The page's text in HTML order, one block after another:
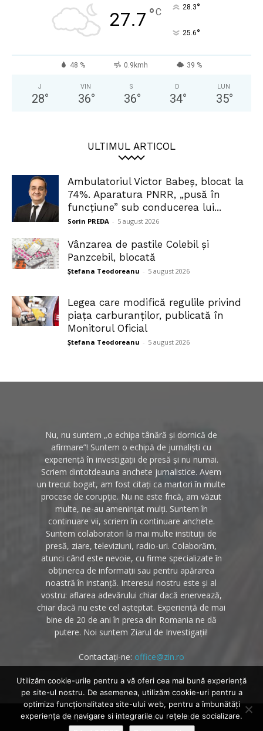
27.7 °C 28.3°
25.6°
48 % 0.9kmh 39 %
J
28°
VIN
36°
S
36°
D
34°
LUN
35°
ULTIMUL ARTICOL
Ambulatoriul Victor Babeș, blocat la
74%. Aparatura PNRR, „pusă în
funcțiune” sub conducerea lui...
Sorin PREDA - 5 august 2026
Vânzarea de pastile Colebil și
Panzcebil, blocată
Ștefana Teodoreanu - 5 august 2026
Legea care modifică regulile privind
piața carburanților, publicată în
Monitorul Oficial
Ștefana Teodoreanu - 5 august 2026
Nu, nu suntem „o echipa tânără și dornică de
afirmare”! Suntem o echipă de jurnaliști cu
experiență în investigații de presă și nu numai.
Scriem dintotdeauna anchete jurnalistice. Avem
un trecut bogat, am fost citați ca martori în multe
procese de corupție. Nu ne este frică, am văzut
multe, ne-au amenințat mulți. Suntem în
continuare vii, scriem în continuare anchete.
Suntem colaboratori la mai multe instituții de
presă, ziare, televiziuni, radio-uri. Colaborăm,
atunci când este nevoie, cu firme specializate în
obținerea de informații sau pentru apărarea
noastră în instanță. Interesul nostru este și al
vostru: aflarea adevărului chiar dacă enervează,
chiar dacă nu este cel așteptat. Experiență de mai
bine de 20 de ani în presa din Romania ne dă
putere. Noi suntem Ziarul de Investigații!
Contactați-ne: office@zin.ro
Despre noi Politica cookies Contact
Utilizăm cookie-urile pentru a vă oferi cea mai bună experiență
pe site-ul nostru. De asemenea, utilizăm cookie-uri pentru a
optimiza funcţionalitatea site-ului web, pentru a îmbunătăţi
experienţa de navigare si integrarile cu reţele de socializare.